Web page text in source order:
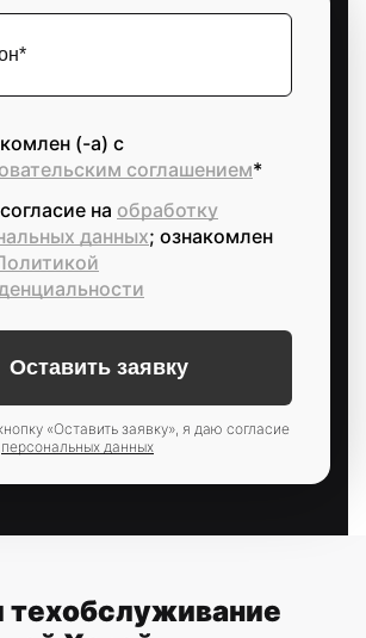
(-а) с
соглашением*
на обработку
данных; ознакомлен
«Оставить заявку», я даю согласие
персональных данных